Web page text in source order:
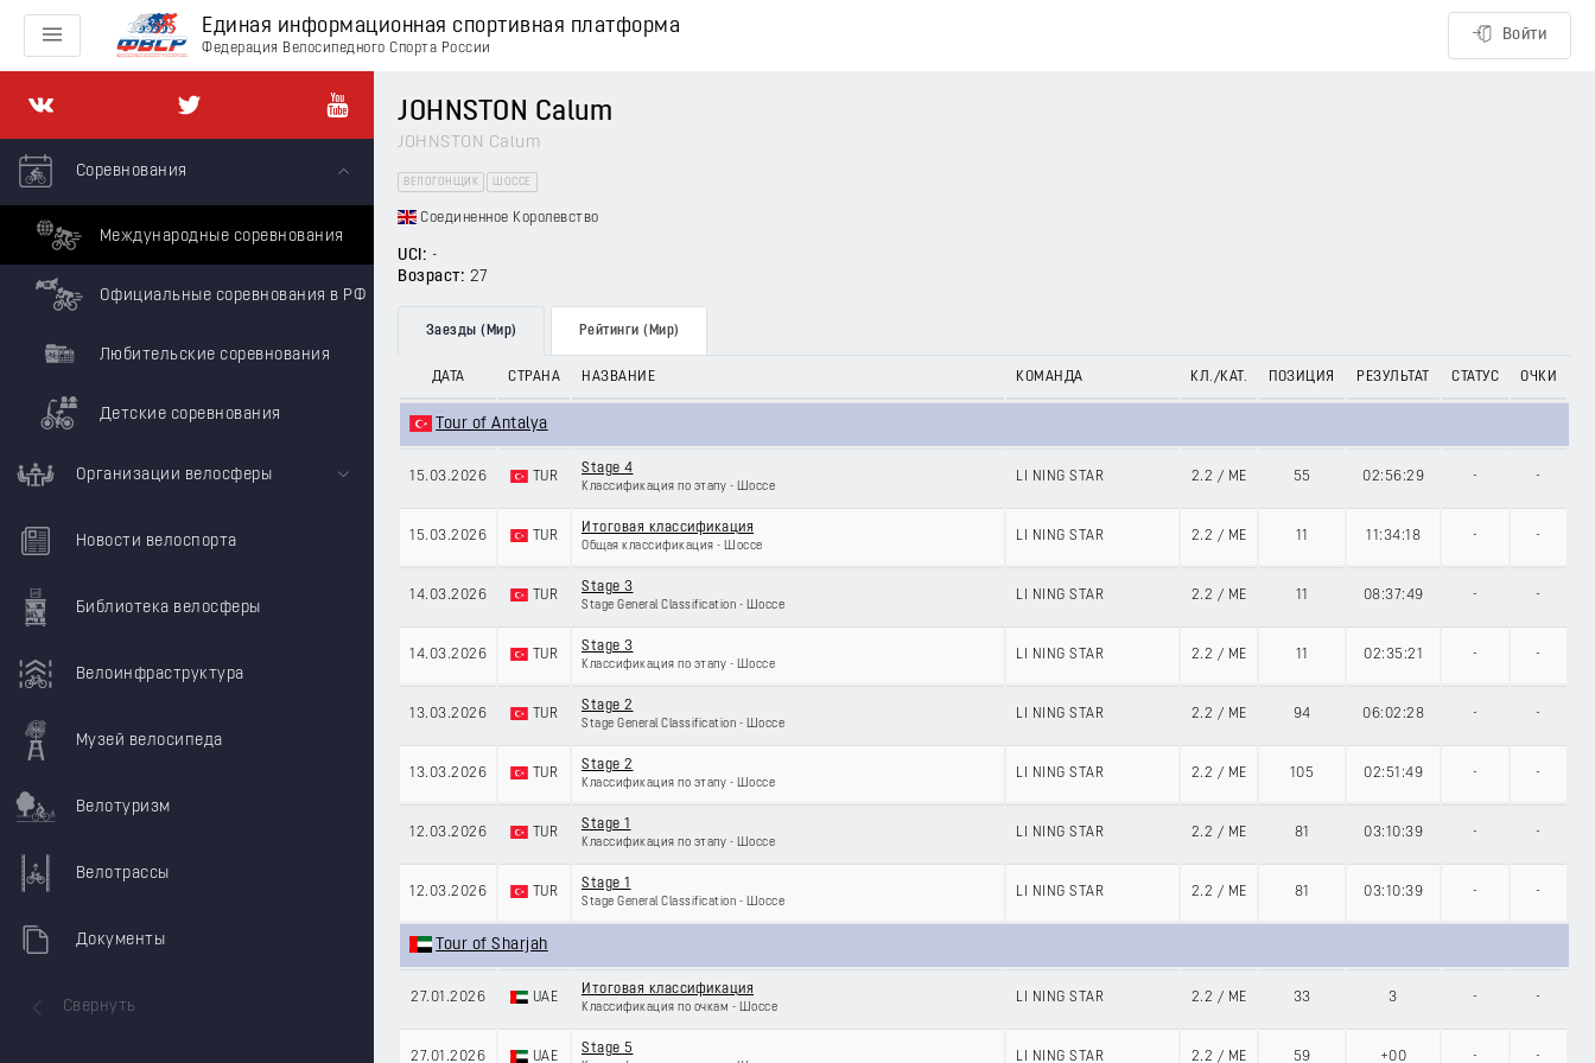
Единая информационная спортивная платформа
Федерация Велосипедного Спорта России
Войти
Соревнования
Международные соревнования
Официальные соревнования в РФ
Любительские соревнования
Детские соревнования
Организации велосферы
Новости велоспорта
Библиотека велосферы
Велоинфраструктура
Музей велосипеда
Велотуризм
Велотрассы
Документы
Свернуть
JOHNSTON Calum
JOHNSTON Calum
ВЕЛОГОНЩИК ШОССЕ
Соединенное Королевство
UCI: -
Возраст: 27
Заезды (Мир) Рейтинги (Мир)
ДАТА СТРАНА НАЗВАНИЕ КОМАНДА КЛ./КАТ. ПОЗИЦИЯ РЕЗУЛЬТАТ СТАТУС ОЧКИ
Tour of Antalya
15.03.2026 TUR
Stage 4
Классификация по этапу - Шоссе
LI NING STAR 2.2 / ME 55 02:56:29 - -
15.03.2026 TUR
Итоговая классификация
Общая классификация - Шоссе
LI NING STAR 2.2 / ME 11 11:34:18 - -
14.03.2026 TUR
Stage 3
Stage General Classification - Шоссе
LI NING STAR 2.2 / ME 11 08:37:49 - -
14.03.2026 TUR
Stage 3
Классификация по этапу - Шоссе
LI NING STAR 2.2 / ME 11 02:35:21 - -
13.03.2026 TUR
Stage 2
Stage General Classification - Шоссе
LI NING STAR 2.2 / ME 94 06:02:28 - -
13.03.2026 TUR
Stage 2
Классификация по этапу - Шоссе
LI NING STAR 2.2 / ME 105 02:51:49 - -
12.03.2026 TUR
Stage 1
Классификация по этапу - Шоссе
LI NING STAR 2.2 / ME 81 03:10:39 - -
12.03.2026 TUR
Stage 1
Stage General Classification - Шоссе
LI NING STAR 2.2 / ME 81 03:10:39 - -
Tour of Sharjah
27.01.2026 UAE
Итоговая классификация
Классификация по очкам - Шоссе
LI NING STAR 2.2 / ME 33 3 - -
27.01.2026 UAE
Stage 5
LI NING STAR 2.2 / ME 59 +00 - -